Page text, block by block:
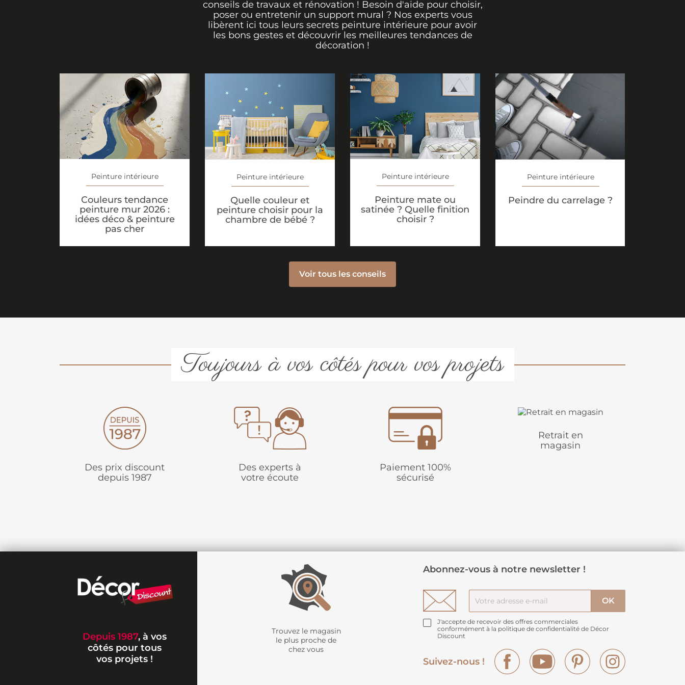
conseils de travaux et rénovation ! Besoin d'aide pour choisir,
poser ou entretenir un support mural ? Nos experts vous
libèrent ici tous leurs secrets peinture intérieure pour avoir
les bons gestes et découvrir les meilleures tendances de
décoration !
Peinture intérieure
Couleurs tendance
peinture mur 2026 :
idées déco & peinture
pas cher
Peinture intérieure
Quelle couleur et
peinture choisir pour la
chambre de bébé ?
Peinture intérieure
Peinture mate ou
satinée ? Quelle finition
choisir ?
Peinture intérieure
Peindre du carrelage ?
Voir tous les conseils
Toujours à vos côtés pour vos projets
Des prix discount
depuis 1987
Des experts à
votre écoute
Paiement 100%
sécurisé
Retrait en
magasin
Depuis 1987, à vos
côtés pour tous
vos projets !
Trouvez le magasin
le plus proche de
chez vous
Abonnez-vous à notre newsletter !
J'accepte de recevoir des offres commerciales
conformément à la politique de confidentialité de Décor
Discount
Suivez-nous !
Facebook YouTube Pinterest